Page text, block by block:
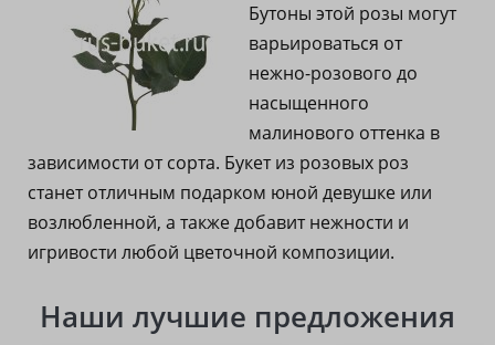
Бутоны этой розы могут
варьироваться от
нежно-розового до
насыщенного
малинового оттенка в
зависимости от сорта. Букет из розовых роз
станет отличным подарком юной девушке или
возлюбленной, а также добавит нежности и
игривости любой цветочной композиции.
Наши лучшие предложения